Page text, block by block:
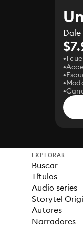
1
EXPLORAR
Buscar
Títulos
Audio series
Storytel
Autores
Narradores